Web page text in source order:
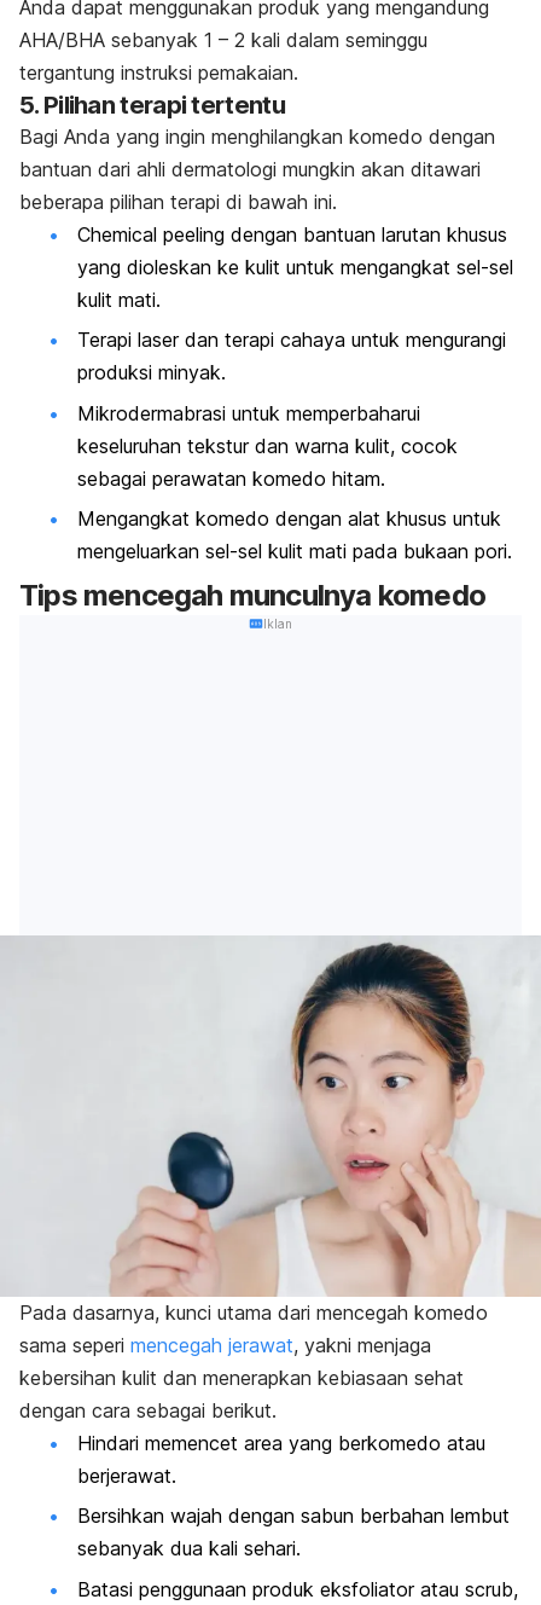
Anda dapat menggunakan produk yang mengandung
AHA/BHA sebanyak 1 – 2 kali dalam seminggu
tergantung instruksi pemakaian.
5. Pilihan terapi tertentu
Bagi Anda yang ingin menghilangkan komedo dengan
bantuan dari ahli dermatologi mungkin akan ditawari
beberapa pilihan terapi di bawah ini.
Chemical peeling dengan bantuan larutan khusus
yang dioleskan ke kulit untuk mengangkat sel-sel
kulit mati.
Terapi laser dan terapi cahaya untuk mengurangi
produksi minyak.
Mikrodermabrasi untuk memperbaharui
keseluruhan tekstur dan warna kulit, cocok
sebagai perawatan komedo hitam.
Mengangkat komedo dengan alat khusus untuk
mengeluarkan sel-sel kulit mati pada bukaan pori.
Tips mencegah munculnya komedo
Iklan
Pada dasarnya, kunci utama dari mencegah komedo
sama seperi mencegah jerawat, yakni menjaga
kebersihan kulit dan menerapkan kebiasaan sehat
dengan cara sebagai berikut.
Hindari memencet area yang berkomedo atau
berjerawat.
Bersihkan wajah dengan sabun berbahan lembut
sebanyak dua kali sehari.
Batasi penggunaan produk eksfoliator atau scrub,